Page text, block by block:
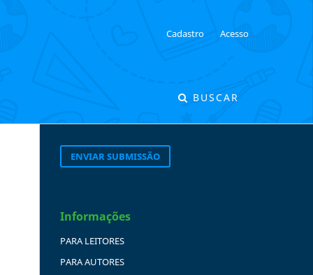
BUSCAR
Cadastro Acesso
ENVIAR SUBMISSÃO
Informações
PARA LEITORES
PARA AUTORES